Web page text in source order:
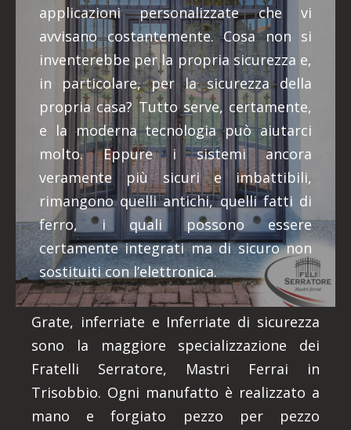
applicazioni personalizzate che vi
avvisano costantemente. Cosa non si
inventerebbe per la propria sicurezza e,
in particolare, per la sicurezza della
propria casa? Tutto serve, certamente,
e la moderna tecnologia può aiutarci
molto. Eppure i sistemi ancora
veramente più sicuri e imbattibili,
rimangono quelli antichi, quelli fatti di
ferro, i quali possono essere
certamente integrati ma di sicuro non
sostituiti con l’elettronica.
Grate, inferriate e Inferriate di sicurezza
sono la maggiore specializzazione dei
Fratelli Serratore, Mastri Ferrai in
Trisobbio. Ogni manufatto è realizzato a
mano e forgiato pezzo per pezzo